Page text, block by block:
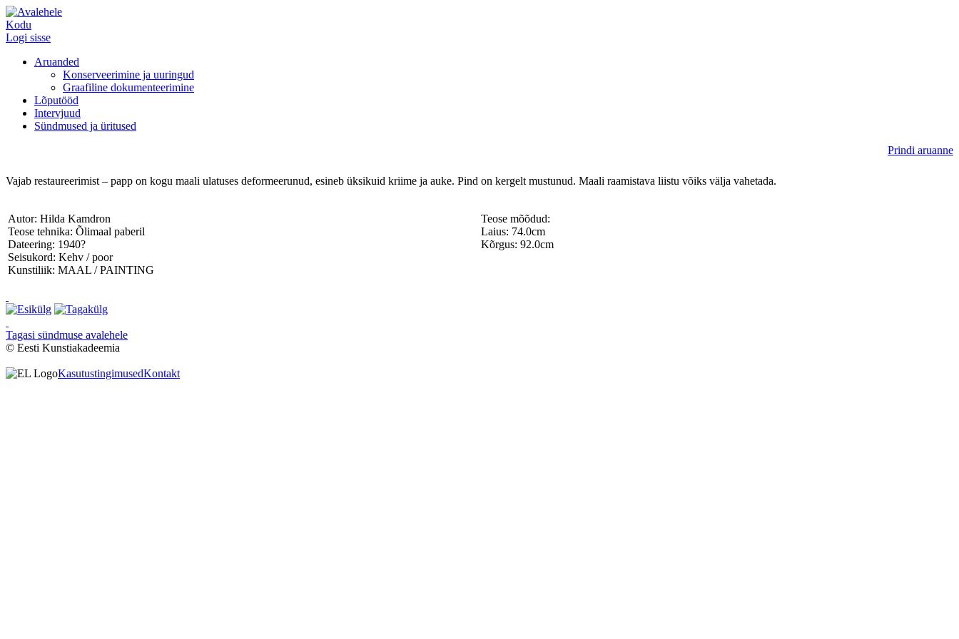
Kodu
Logi sisse
Aruanded
Konserveerimine ja uuringud
Graafiline dokumenteerimine
Lõputööd
Intervjuud
Sündmused ja üritused
Prindi aruanne
Vajab restaureerimist – papp on kogu maali ulatuses deformeerunud, esineb üksikuid kriime ja auke. Pind on kergelt mustunud. Maali raamistava liistu võiks välja vahetada.
Autor: Hilda Kamdron
Teose tehnika: Õlimaal paberil
Dateering: 1940?
Seisukord: Kehv / poor
Kunstiliik: MAAL / PAINTING
Teose mõõdud:
Laius: 74.0cm
Kõrgus: 92.0cm
Tagasi sündmuse avalehele
© Eesti Kunstiakadeemia
KasutustingimusedKontakt